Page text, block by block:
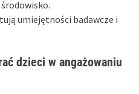
umiejętności badawcze i
dzieci w angażowaniu